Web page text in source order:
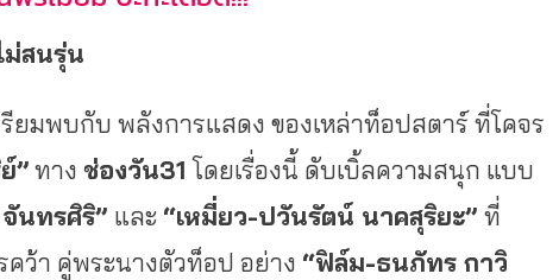
สนรุ่น
ยมพบกับ พลังการแสดง ของเหล่าท็อปสตาร์ ที่โคจร
”ทาง ช่องวัน31โดยเรื่องนี้ ดับเบิ้ลความสนุก แบบ
นทรศิริ” และ “เหมี่ยว-ปวันรัตน์ นาคสุริยะ” ที่
ว้า คู่พระนางตัวท็อป อย่าง “ฟิล์ม-ธนภัทร กาวิ